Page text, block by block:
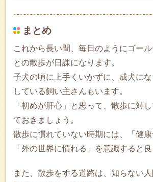
まとめ
これから長い間、毎日のようにゴー
との散歩が日課になります。
子犬の頃に上手くいかずに、成犬に
している飼い主さんもいます。
「初めが肝心」と思って、散歩に対
ておきましょう。
散歩に慣れていない時期には、「健
「外の世界に慣れる」を意識すると良
また、散歩をする道路は、知らない